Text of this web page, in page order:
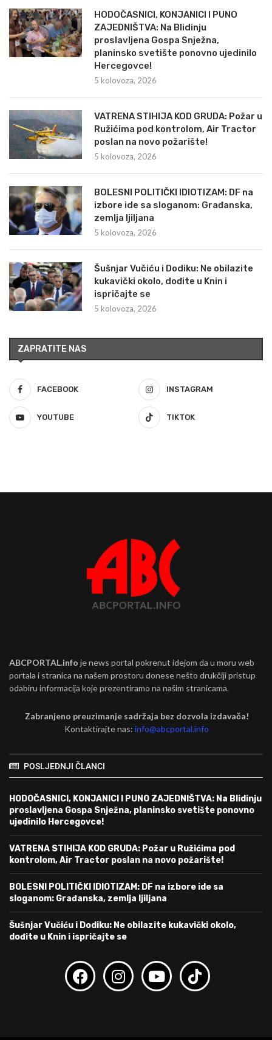
HODOČASNICI, KONJANICI I PUNO
ZAJEDNIŠTVA: Na Blidinju
proslavljena Gospa Snježna,
planinsko svetište ponovno ujedinilo
Hercegovce!
5 kolovoza, 2026
VATRENA STIHIJA KOD GRUDA: Požar u
Ružićima pod kontrolom, Air Tractor
poslan na novo požarište!
5 kolovoza, 2026
BOLESNI POLITIČKI IDIOTIZAM: DF na
izbore ide sa sloganom: Građanska,
zemlja ljiljana
5 kolovoza, 2026
Šušnjar Vučiću i Dodiku: Ne obilazite
kukavički okolo, dođite u Knin i
ispričajte se
5 kolovoza, 2026
ZAPRATITE NAS
FACEBOOK INSTAGRAM
YOUTUBE TIKTOK
ABCPORTAL.info je news portal pokrenut idejom da u moru web
portala i stranica na našem prostoru donese nešto drukčiji pristup
odabiru informacija koje prezentiramo na našim stranicama.
Zabranjeno preuzimanje sadržaja bez dozvola izdavača!
Kontaktirajte nas:info@abcportal.info
POSLJEDNJI ČLANCI
HODOČASNICI, KONJANICI I PUNO ZAJEDNIŠTVA: Na Blidinju
proslavljena Gospa Snježna, planinsko svetište ponovno
ujedinilo Hercegovce!
VATRENA STIHIJA KOD GRUDA: Požar u Ružićima pod
kontrolom, Air Tractor poslan na novo požarište!
BOLESNI POLITIČKI IDIOTIZAM: DF na izbore ide sa
sloganom: Građanska, zemlja ljiljana
Šušnjar Vučiću i Dodiku: Ne obilazite kukavički okolo,
dođite u Knin i ispričajte se